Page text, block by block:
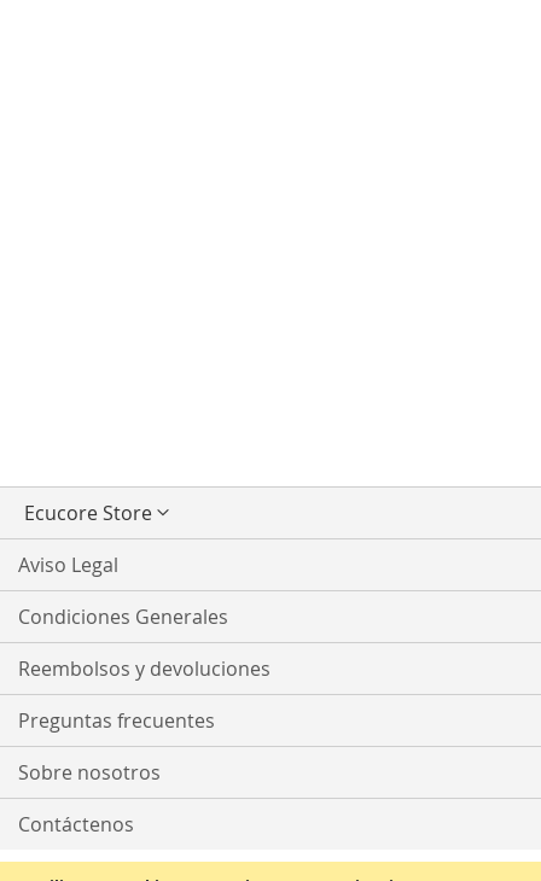
tiendaEcucore Store
Aviso Legal
Condiciones Generales
Reembolsos y devoluciones
Preguntas frecuentes
Sobre nosotros
Contáctenos